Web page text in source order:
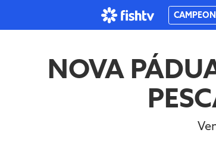
NOVA